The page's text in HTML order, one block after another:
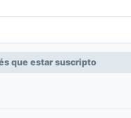
que estar suscripto